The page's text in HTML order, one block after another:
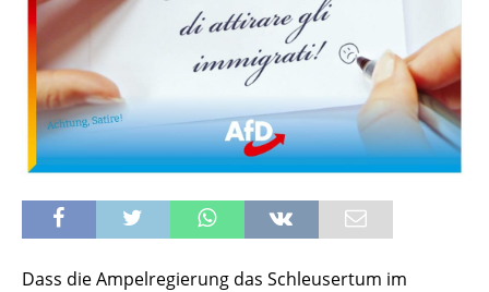
Dass die Ampelregierung das Schleusertum im